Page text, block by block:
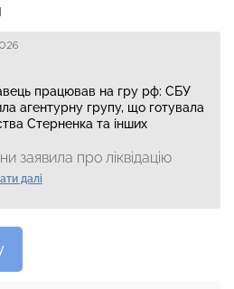
працював на гру рф: СБУ
агентурну групу, що готувала
Стерненка та інших
заявила про ліквідацію
далі